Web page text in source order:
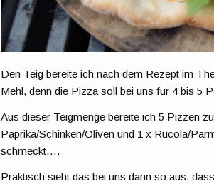
Den Teig bereite ich nach dem Rezept im
Mehl, denn die Pizza soll bei uns für 4 bis 5
Aus dieser Teigmenge bereite ich 5 Pizzen
Paprika/Schinken/Oliven und 1 x Rucola/
schmeckt….
Praktisch sieht das bei uns dann so aus,